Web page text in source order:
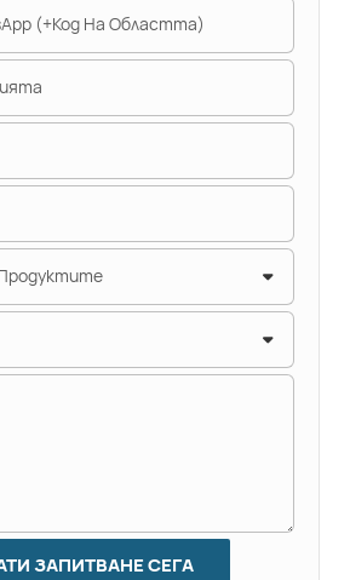
(+Код На Областта)
ЗАПИТВАНЕ СЕГА